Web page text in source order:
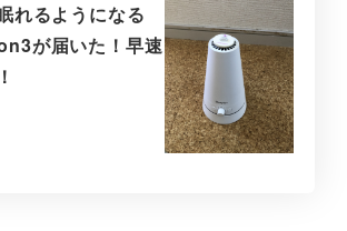
れるようになる
が届いた！早速